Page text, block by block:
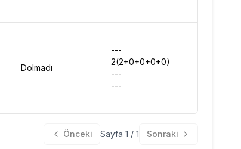
Dolmadı
---
2(2+0+0+0+0)
---
---
Önceki Sayfa 1 / 1 Sonraki